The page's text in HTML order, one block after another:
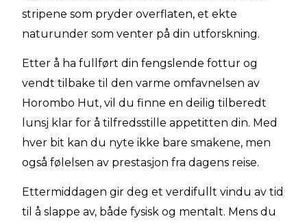
stripene som pryder overflaten, et ekte
naturunder som venter på din utforskning.
Etter å ha fullført din fengslende fottur og
vendt tilbake til den varme omfavnelsen av
Horombo Hut, vil du finne en deilig tilberedt
lunsj klar for å tilfredsstille appetitten din. Med
hver bit kan du nyte ikke bare smakene, men
også følelsen av prestasjon fra dagens reise.
Ettermiddagen gir deg et verdifullt vindu av tid
til å slappe av, både fysisk og mentalt. Mens du